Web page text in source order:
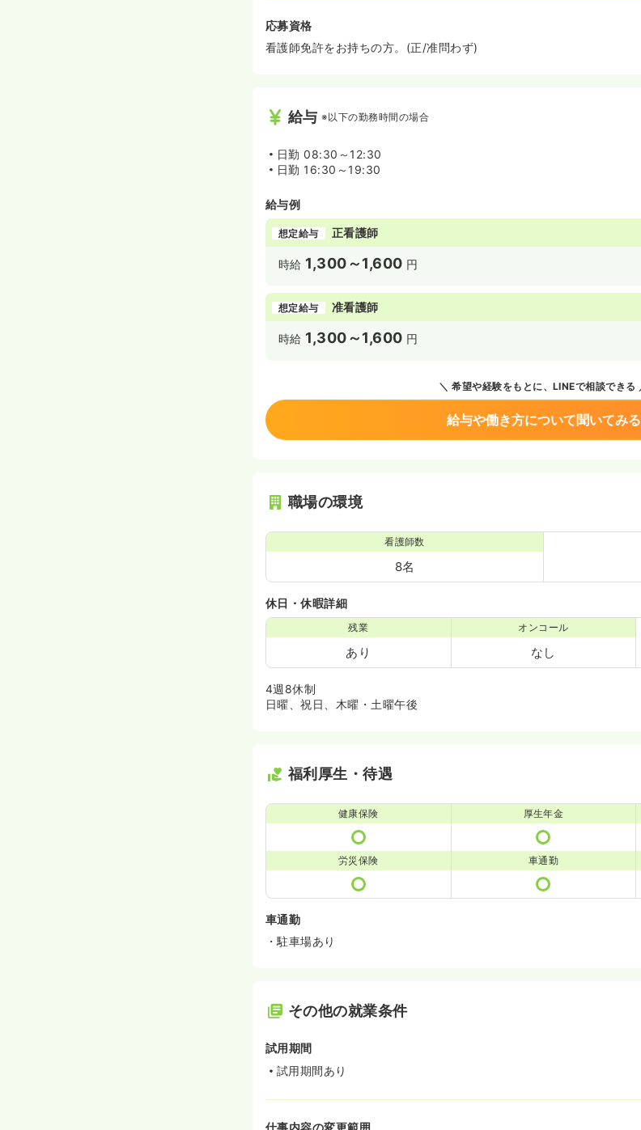
応募資格
看護師免許をお持ちの方。(正/准問わず)
給与 ※以下の勤務時間の場合
日勤 08:30～12:30
日勤 16:30～19:30
給与例
想定給与 正看護師
時給 1,300～1,600 円
想定給与 准看護師
時給 1,300～1,600 円
希望や経験をもとに、LINEで相談できる
給与や働き方について聞いてみる
職場の環境
看護師数
8名
休日・休暇詳細
残業
あり
オンコール
なし
4週8休制
日曜、祝日、木曜・土曜午後
福利厚生・待遇
健康保険 厚生年金
労災保険 車通勤
車通勤
・駐車場あり
その他の就業条件
試用期間
試用期間あり
仕事内容の変更範囲